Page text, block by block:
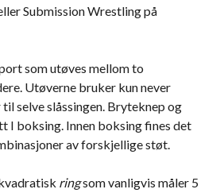
Submission Wrestling på
som utøves mellom to
Utøverne bruker kun never
selve slåssingen. Bryteknep og
I boksing. Innen boksing fines det
av forskjellige støt.
ringsom vanligvis måler 5